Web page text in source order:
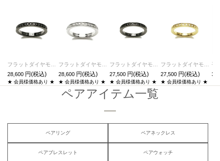
フラットダイヤモンドリングスターM-ブラック/指輪
28,600
★ 会員様価格あり ★
フラットダイヤモンドリングスターM-シルバー/指輪
28,600
★ 会員様価格あり ★
フラットダイヤモンドリングスターS-ブラック/指輪
27,500
★ 会員様価格あり ★
フラットダイヤモンドリングスターS-ゴールド/指輪
27,500
★ 会員様価格あり ★
ペアアイテム一覧
ペアリング ペアネックレス
ペアブレスレット ペアウォッチ